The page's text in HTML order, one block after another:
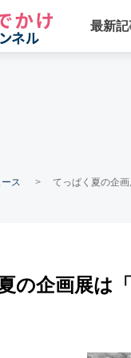
最新記
ス てっぱく夏の企画
の企画展は